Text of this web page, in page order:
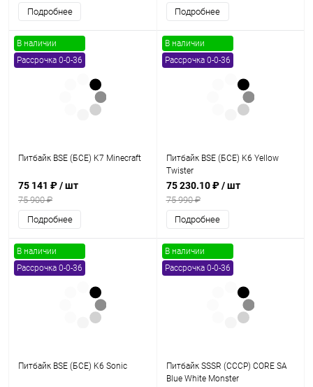
Подробнее
Подробнее
В наличии
Рассрочка 0-0-36
Питбайк BSE (БСЕ) K7 Minecraft
75 141 ₽/ шт
75 900 ₽
Подробнее
В наличии
Рассрочка 0-0-36
Питбайк BSE (БСЕ) K6 Yellow
Twister
75 230.10 ₽/ шт
75 990 ₽
Подробнее
В наличии
Рассрочка 0-0-36
Питбайк BSE (БСЕ) K6 Sonic
В наличии
Рассрочка 0-0-36
Питбайк SSSR (СССР) CORE SA
Blue White Monster